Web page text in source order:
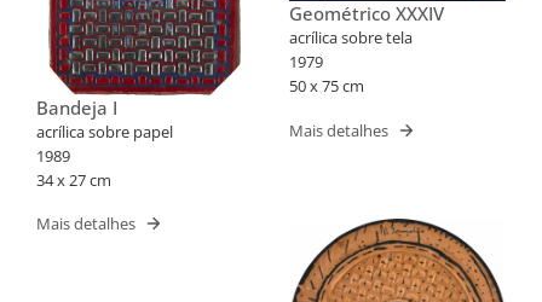
Bandeja I
acrílica sobre papel
1989
34 x 27 cm
Mais detalhes
Geométrico XXXIV
acrílica sobre tela
1979
50 x 75 cm
Mais detalhes